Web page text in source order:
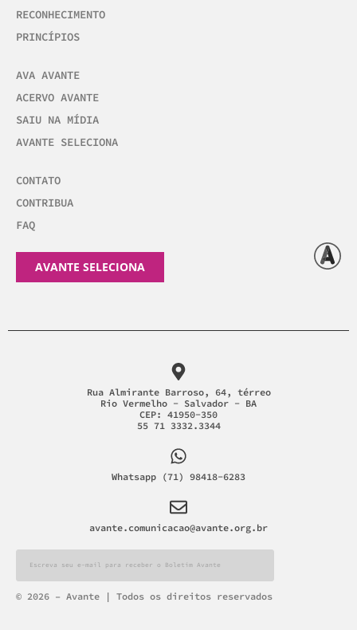
RECONHECIMENTO
PRINCÍPIOS
AVA AVANTE
ACERVO AVANTE
SAIU NA MÍDIA
AVANTE SELECIONA
CONTATO
CONTRIBUA
FAQ
AVANTE SELECIONA
Rua Almirante Barroso, 64, térreo
Rio Vermelho - Salvador - BA
CEP: 41950-350
55 71 3332.3344
Whatsapp (71) 98418-6283
avante.comunicacao@avante.org.br
Alternative:
© 2026 – Avante | Todos os direitos reservados